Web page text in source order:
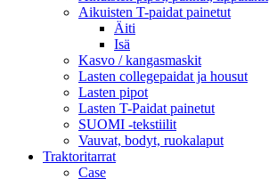
Aikuisten T-paidat painetut
Äiti
Isä
Kasvo / kangasmaskit
Lasten collegepaidat ja housut
Lasten pipot
Lasten T-Paidat painetut
SUOMI -tekstiilit
Vauvat, bodyt, ruokalaput
Traktoritarrat
Case